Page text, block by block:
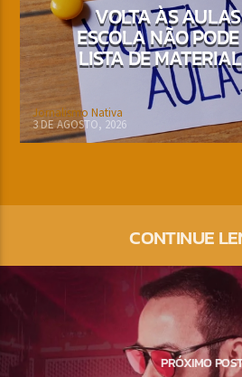
VOLTA ÀS
ESCOLA NÃO
LISTA DE
Jornalismo Nativa
3 DE AGOSTO, 2026
CONTINUE
PRÓXIMO